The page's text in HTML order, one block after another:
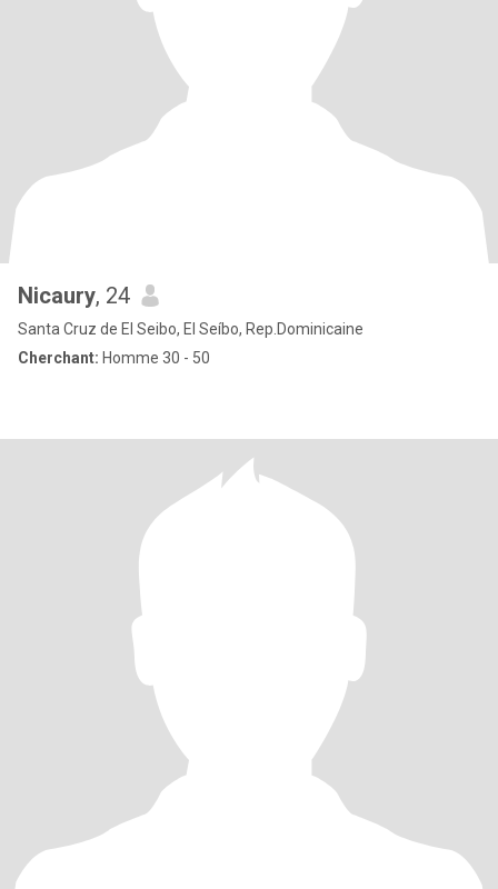
Nicaury, 24
Santa Cruz de El Seibo, El Seíbo, Rep.Dominicaine
Cherchant: Homme 30 - 50